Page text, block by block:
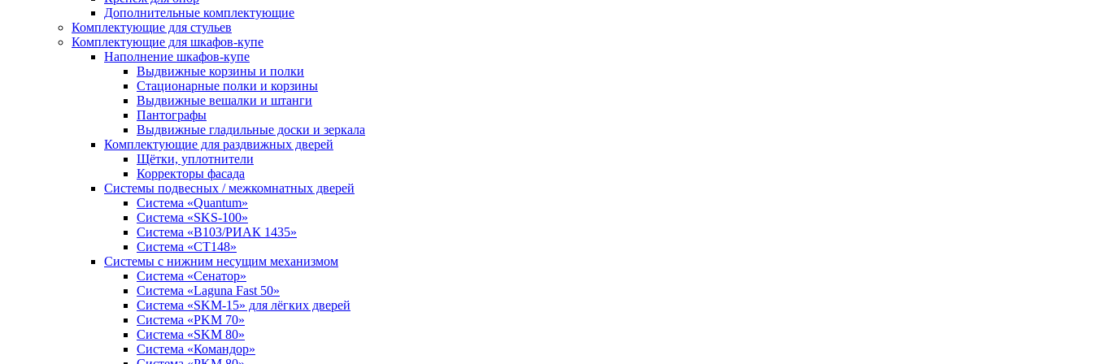
Дополнительные комплектующие
Комплектующие для стульев
Комплектующие для шкафов-купе
Наполнение шкафов-купе
Выдвижные корзины и полки
Стационарные полки и корзины
Выдвижные вешалки и штанги
Пантографы
Выдвижные гладильные доски и зеркала
Комплектующие для раздвижных дверей
Щётки, уплотнители
Корректоры фасада
Системы подвесных / межкомнатных дверей
Система «Quantum»
Система «SKS-100»
Система «B103/РИАК 1435»
Система «СТ148»
Системы с нижним несущим механизмом
Система «Сенатор»
Система «Laguna Fast 50»
Система «SKM-15» для лёгких дверей
Система «PKM 70»
Система «SKM 80»
Система «Командор»